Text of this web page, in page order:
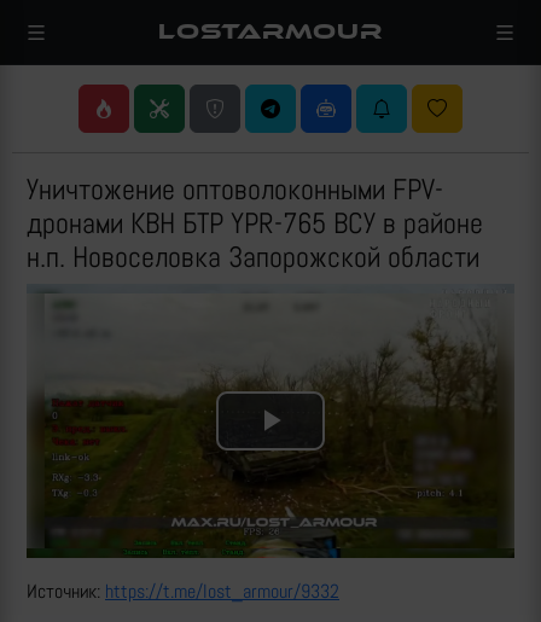
LOSTARMOUR
Уничтожение оптоволоконными FPV-
дронами КВН БТР YPR-765 ВСУ в районе
н.п. Новоселовка Запорожской области
Play
Video
Источник: https://t.me/lost_armour/9332